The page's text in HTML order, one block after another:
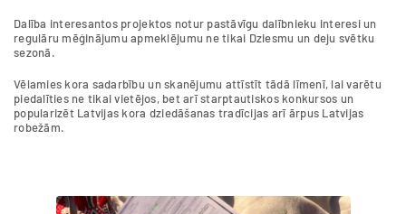
Dalība interesantos projektos notur pastāvīgu dalībnieku interesi un
regulāru mēģinājumu apmeklējumu ne tikai Dziesmu un deju svētku
sezonā.
Vēlamies kora sadarbību un skanējumu attīstīt tādā līmenī, lai varētu
piedalīties ne tikai vietējos, bet arī starptautiskos konkursos un
popularizēt Latvijas kora dziedāšanas tradīcijas arī ārpus Latvijas
robežām.